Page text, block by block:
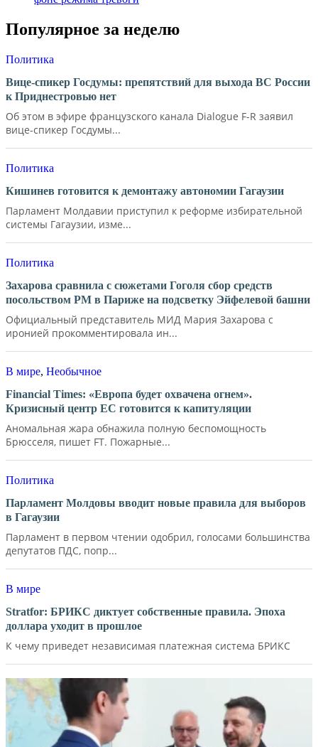
Популярное за неделю
Политика
Вице-спикер Госдумы: препятствий для выхода ВС России
к Приднестровью нет
Об этом в эфире французского канала Dialogue F-R заявил
вице-спикер Госдумы...
Политика
Кишинев готовится к демонтажу автономии Гагаузии
Парламент Молдавии приступил к реформе избирательной
системы Гагаузии, изме...
Политика
Захарова сравнила с сюжетами Гоголя сбор средств
посольством РМ в Париже на подсветку Эйфелевой башни
Официальный представитель МИД Мария Захарова с
иронией прокомментировала ин...
В мире, Необычное
Financial Times: «Европа будет охвачена огнем».
Кризисный центр ЕС готовится к капитуляции
Аномальная жара обнажила полную беспомощность
Брюсселя, пишет FT. Пожарные...
Политика
Парламент Молдовы вводит новые правила для выборов
в Гагаузии
Парламент в первом чтении одобрил, голосами большинства
депутатов ПДС, попр...
В мире
Stratfor: БРИКС диктует собственные правила. Эпоха
доллара уходит в прошлое
К чему приведет независимая платежная система БРИКС